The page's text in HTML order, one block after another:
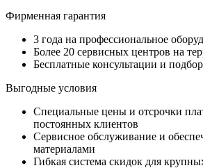
Фирменная гарантия
3 года на профессиональное
Более 20 сервисных центров на
Бесплатные консультации и
Выгодные условия
Специальные цены и отсрочки
постоянных клиентов
Сервисное обслуживание и
материалами
Гибкая система скидок для